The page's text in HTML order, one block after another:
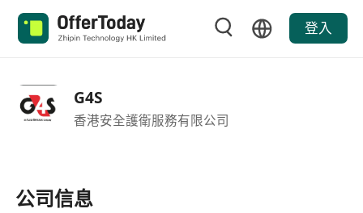
登入
G4S
香港安全護衛服務有限公司
公司信息